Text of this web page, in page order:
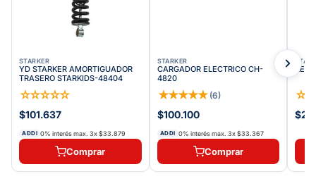
STARKER
YD STARKER AMORTIGUADOR
TRASERO STARKIDS-48404
☆☆☆☆☆
$101.637
ADDI 0% interés max. 3x$33.879
Comprar
STARKER
CARGADOR ELECTRICO CH-
4820
★★★★★ (6)
$100.100
ADDI 0% interés max. 3x$33.367
Comprar
☆